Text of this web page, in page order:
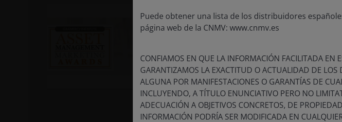
Nuestra campaña Ampersand es
nuestro lanzamiento Ampersand.
Gracias a estas iniciativas, hemos
puntuaciones de marca y
Consulting y en el Living Ratings
Puede obtener una lista de los distribuidores
página web de la CNMV: www.cnmv.es
CONFIAMOS EN QUE LA INFORMACIÓN FACILITADA EN
GARANTIZAMOS LA EXACTITUD O ACTUALIDAD DE
ALGUNA POR MANIFESTACIONES O GARANTÍAS DE
INCLUYENDO, A TÍTULO ENUNCIATIVO PERO NO
ADECUACIÓN A OBJETIVOS CONCRETOS, DE
INFORMACIÓN PODRÍA SER MODIFICADA EN